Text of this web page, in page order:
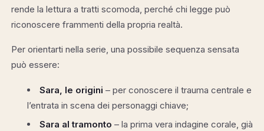
rende la lettura a tratti scomoda, perché chi legge può
riconoscere frammenti della propria realtà.
Per orientarti nella serie, una possibile sequenza sensata
può essere:
Sara, le origini – per conoscere il trauma centrale e
l’entrata in scena dei personaggi chiave;
Sara al tramonto – la prima vera indagine corale, già